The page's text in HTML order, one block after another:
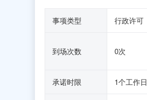
事项类型 行政许可
到场次数 0次
承诺时限 1个工作日